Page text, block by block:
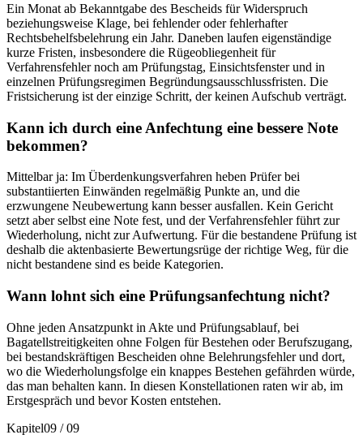
Ein Monat ab Bekanntgabe des Bescheids für Widerspruch
beziehungsweise Klage, bei fehlender oder fehlerhafter
Rechtsbehelfsbelehrung ein Jahr. Daneben laufen eigenständige
kurze Fristen, insbesondere die Rügeobliegenheit für
Verfahrensfehler noch am Prüfungstag, Einsichtsfenster und in
einzelnen Prüfungsregimen Begründungsausschlussfristen. Die
Fristsicherung ist der einzige Schritt, der keinen Aufschub verträgt.
Kann ich durch eine Anfechtung eine bessere Note
bekommen?
Mittelbar ja: Im Überdenkungsverfahren heben Prüfer bei
substantiierten Einwänden regelmäßig Punkte an, und die
erzwungene Neubewertung kann besser ausfallen. Kein Gericht
setzt aber selbst eine Note fest, und der Verfahrensfehler führt zur
Wiederholung, nicht zur Aufwertung. Für die bestandene Prüfung ist
deshalb die aktenbasierte Bewertungsrüge der richtige Weg, für die
nicht bestandene sind es beide Kategorien.
Wann lohnt sich eine Prüfungsanfechtung nicht?
Ohne jeden Ansatzpunkt in Akte und Prüfungsablauf, bei
Bagatellstreitigkeiten ohne Folgen für Bestehen oder Berufszugang,
bei bestandskräftigen Bescheiden ohne Belehrungsfehler und dort,
wo die Wiederholungsfolge ein knappes Bestehen gefährden würde,
das man behalten kann. In diesen Konstellationen raten wir ab, im
Erstgespräch und bevor Kosten entstehen.
Kapitel09 /09